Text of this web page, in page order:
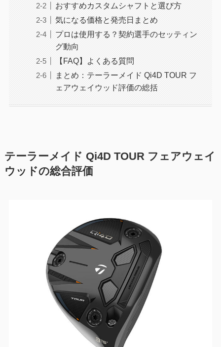
おすすめカスタムシャフトと選び方
気になる価格と発売日まとめ
プロは使用する？契約選手のセッティン
グ動向
【FAQ】よくある質問
まとめ：テーラーメイド Qi4D TOUR フ
ェアウェイウッド評価の総括
テーラーメイド Qi4D TOUR フェアウェイ
ウッドの総合評価